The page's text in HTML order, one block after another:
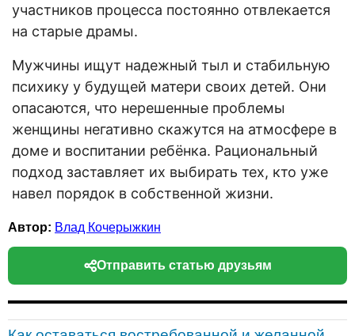
участников процесса постоянно отвлекается
на старые драмы.
Мужчины ищут надежный тыл и стабильную
психику у будущей матери своих детей. Они
опасаются, что нерешенные проблемы
женщины негативно скажутся на атмосфере в
доме и воспитании ребёнка. Рациональный
подход заставляет их выбирать тех, кто уже
навел порядок в собственной жизни.
Автор: Влад Кочерыжкин
Отправить статью друзьям